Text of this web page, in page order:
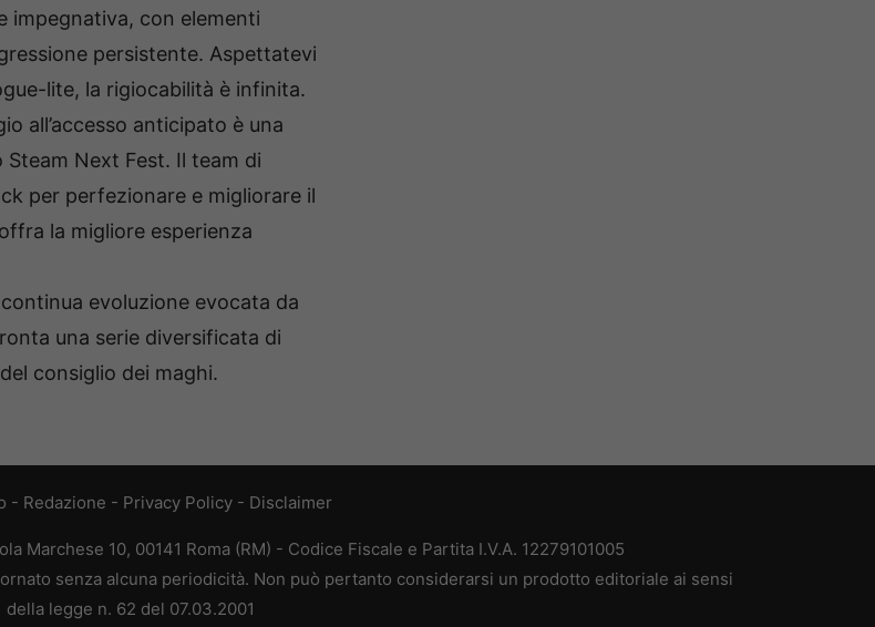
impegnativa, con elementi
persistente. Aspettatevi
lite, la rigiocabilità è infinita.
all’accesso anticipato è una
Next Fest. Il team di
per perfezionare e migliorare il
offra la migliore esperienza
evoluzione evocata da
una serie diversificata di
consiglio dei maghi.
- Redazione - Privacy Policy - Disclaimer
Marchese 10, 00141 Roma (RM) - Codice Fiscale e Partita I.V.A. 12279101005
senza alcuna periodicità. Non può pertanto considerarsi un prodotto editoriale ai sensi
della legge n. 62 del 07.03.2001